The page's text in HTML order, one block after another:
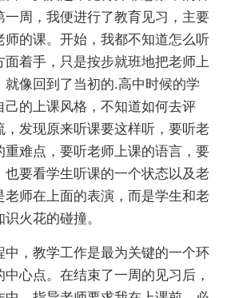
一周，我便进行了教育见习，主要
师的课。开始，我都不知道怎么听
面着手，只是按步就班地把老师上
就像回到了当初的.高中时候的学
己的上课风格，不知道如何去评
，发现原来听课要这样听，要听老
重难点，要听老师上课的语言，要
也要看学生听课的一个状态以及老
老师在上面的表演，而是学生和老
火花的碰撞。
，教学工作是最为关键的一个环
心点。在结束了一周的见习后，